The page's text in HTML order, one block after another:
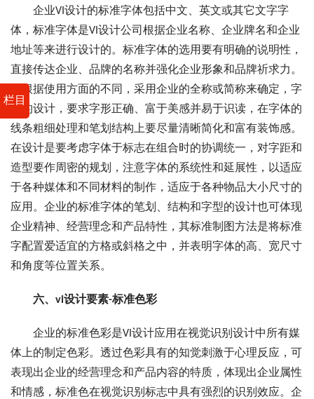
栏目
企业VI设计的标准字体包括中文、英文或其它文字字
体，标准字体是VI设计公司根据企业名称、企业牌名和企业
地址等来进行设计的。标准字体的选用要有明确的说明性，
直接传达企业、品牌的名称并强化企业形象和品牌祈求力。
可根据使用方面的不同，采用企业的全称或简称来确定，字
体的设计，要求字形正确、富于美感并易于识读，在字体的
线条粗细处理和笔划结构上要尽量清晰简化和富有装饰感。
在设计是要考虑字体于标志在组合时的协调统一，对字距和
造型要作周密的规划，注意字体的系统性和延展性，以适应
于各种媒体和不同材料的制作，适应于各种物品大小尺寸的
应用。企业的标准字体的笔划、结构和字型的设计也可体现
企业精神、经营理念和产品特性，其标准制图方法是将标准
字配置爱适宜的方格或斜格之中，并表明字体的高、宽尺寸
和角度等位置关系。
六、vi设计要素-标准色彩
企业的标准色彩是VI设计应用在视觉识别设计中所有媒
体上的制定色彩。透过色彩具有的知觉刺激于心理反应，可
表现出企业的经营理念和产品内容的特质，体现出企业属性
和情感，标准色在视觉识别标志中具有强烈的识别效应。企